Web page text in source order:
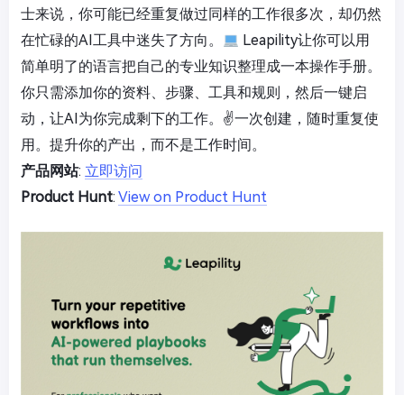
士来说，你可能已经重复做过同样的工作很多次，却仍然
在忙碌的AI工具中迷失了方向。
Leapility让你可以用
简单明了的语言把自己的专业知识整理成一本操作手册。
你只需添加你的资料、步骤、工具和规则，然后一键启
动，让AI为你完成剩下的工作。✌一次创建，随时重复使
用。提升你的产出，而不是工作时间。
产品网站: 立即访问
Product Hunt: View on Product Hunt